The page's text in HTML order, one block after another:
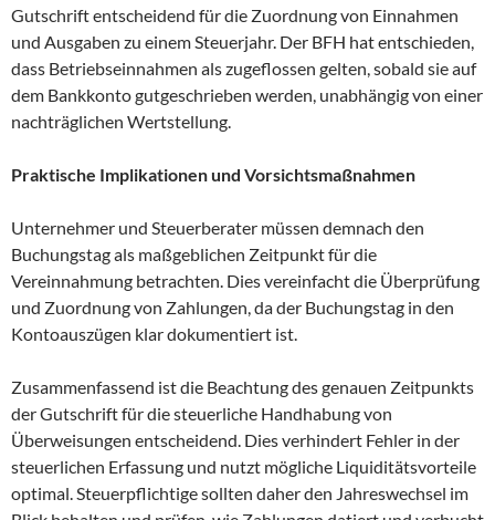
Gutschrift entscheidend für die Zuordnung von Einnahmen
und Ausgaben zu einem Steuerjahr. Der BFH hat entschieden,
dass Betriebseinnahmen als zugeflossen gelten, sobald sie auf
dem Bankkonto gutgeschrieben werden, unabhängig von einer
nachträglichen Wertstellung.
Praktische Implikationen und Vorsichtsmaßnahmen
Unternehmer und Steuerberater müssen demnach den
Buchungstag als maßgeblichen Zeitpunkt für die
Vereinnahmung betrachten. Dies vereinfacht die Überprüfung
und Zuordnung von Zahlungen, da der Buchungstag in den
Kontoauszügen klar dokumentiert ist.
Zusammenfassend ist die Beachtung des genauen Zeitpunkts
der Gutschrift für die steuerliche Handhabung von
Überweisungen entscheidend. Dies verhindert Fehler in der
steuerlichen Erfassung und nutzt mögliche Liquiditätsvorteile
optimal. Steuerpflichtige sollten daher den Jahreswechsel im